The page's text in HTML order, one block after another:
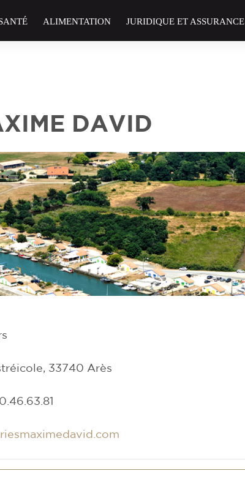
ALIMENTATION JURIDIQUE ET ASSURANCE
DAVID
33740 Arès